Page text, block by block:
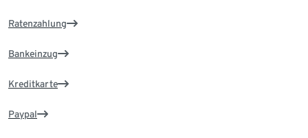
Ratenzahlung
Bankeinzug
Kreditkarte
Paypal